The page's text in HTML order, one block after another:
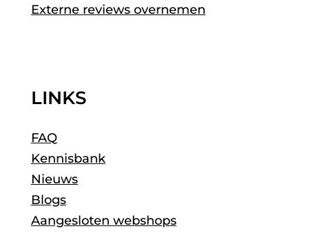
Externe reviews overnemen
LINKS
FAQ
Kennisbank
Nieuws
Blogs
Aangesloten webshops